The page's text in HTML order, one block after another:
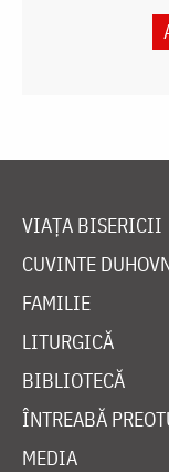
VIAȚA BISERICII
CUVINTE
FAMILIE
LITURGICĂ
BIBLIOTECĂ
ÎNTREABĂ
MEDIA